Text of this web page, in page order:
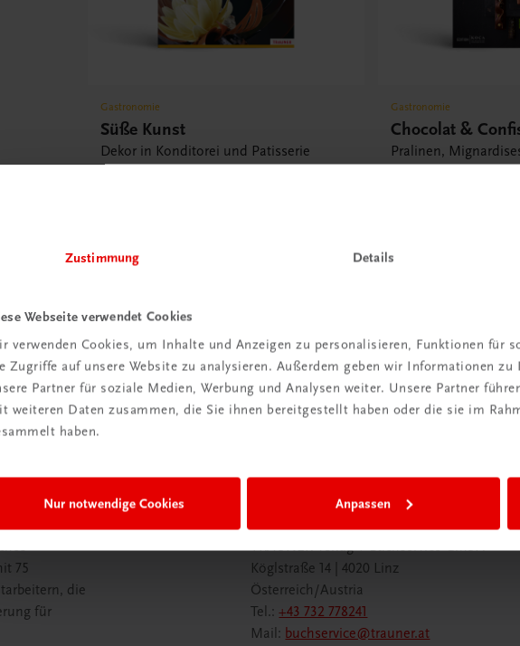
Zustimmung Details
Webseite verwendet Cookies
verwenden Cookies, um Inhalte und Anzeigen zu personalisieren, Funktionen für
Zugriffe auf unsere Website zu analysieren. Außerdem geben wir Informationen zu
Partner für soziale Medien, Werbung und Analysen weiter. Unsere Partner
weiteren Daten zusammen, die Sie ihnen bereitgestellt haben oder die sie im
haben.
Nur notwendige Cookies Anpassen
Gastronomie
Süße Kunst
Dekor in Konditorei und Patisserie
Gastronomie
Chocolat &
Pralinen,
bei TRAUNER!
75
die
für
TRAUNER Verlag + Buchservice GmbH
Köglstraße 14 | 4020 Linz
Österreich/Austria
Tel.:+43 732 778241
Mail: buchservice@trauner.at